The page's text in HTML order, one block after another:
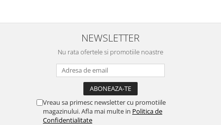
NEWSLETTER
Nu rata ofertele si promotiile noastre
Vreau sa primesc newsletter cu promotiile
magazinului. Afla mai multe in Politica de
Confidentialitate